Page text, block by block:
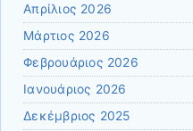
Απρίλιος 2026
Μάρτιος 2026
Φεβρουάριος 2026
Ιανουάριος 2026
Δεκέμβριος 2025